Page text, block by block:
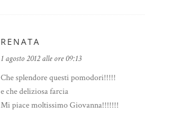
RENATA
1 agosto 2012 alle ore 09:13
Che splendore questi pomodori!!!!!
e che deliziosa farcia
Mi piace moltissimo Giovanna!!!!!!!